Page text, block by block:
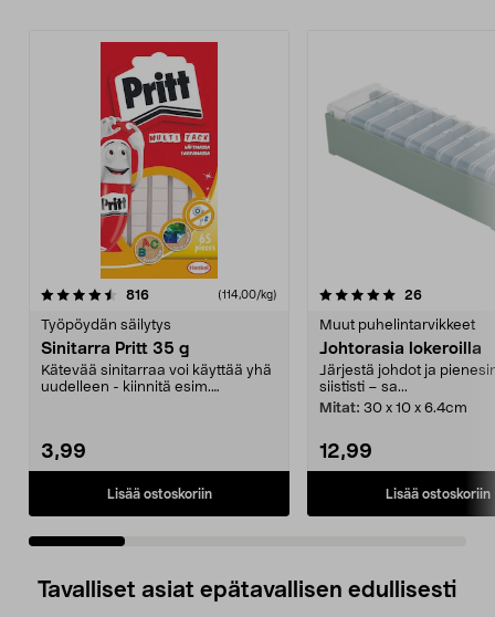
816arvostelut (114,00/kg)
Työpöydän säilytys
Sinitarra Pritt 35 g
Kätevää sinitarraa voi käyttää yhä
uudelleen - kiinnitä esim.
3,99
Lisää ostoskoriin
5.0 viidestä
26arvostelut
Muut puhelintarvikkeet
Johtorasia lokeroilla
Järjestä johdot ja
siististi – sa...
Mitat: 30 x 10 x 6.4cm
12,99
Lisää ostoskoriin
5.0 viidestä
Tavalliset asiat epätavallisen edullisesti